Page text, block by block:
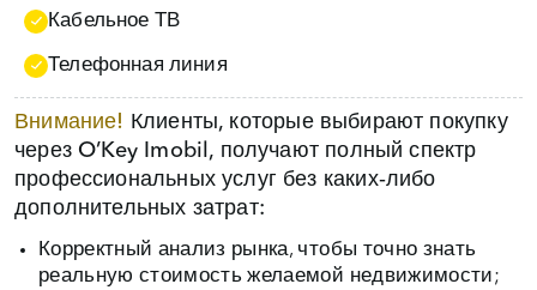
Кабельное ТВ
Телефонная линия
Внимание!
Клиенты, которые выбирают покупку
через O’Key Imobil, получают полный спектр
профессиональных услуг без каких‑либо
дополнительных затрат:
Корректный анализ рынка, чтобы точно знать
реальную стоимость желаемой недвижимости;